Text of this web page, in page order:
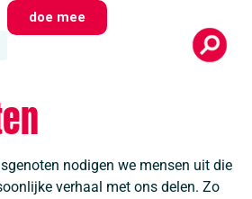
doe mee
nodigen we mensen uit die
verhaal met ons delen. Zo